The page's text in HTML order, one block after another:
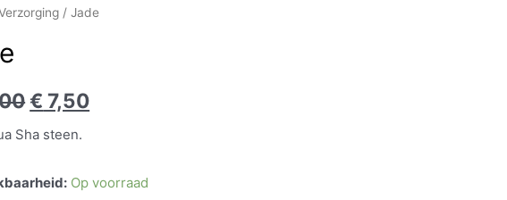
/ Jade
€ 7,50
Sha steen.
Op voorraad